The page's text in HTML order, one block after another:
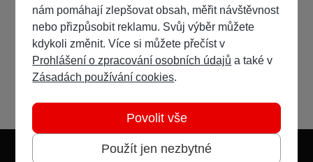
nám pomáhají zlepšovat obsah, měřit návštěvnost
nebo přizpůsobit reklamu. Svůj výběr můžete
kdykoli změnit. Více si můžete přečíst v
Prohlášení o zpracování osobních údajů a také v
Zásadách používání cookies.
Použít jen nezbytné
Povolit vše